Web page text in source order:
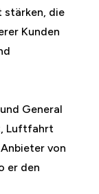
stärken, die
Kunden
General
Luftfahrt
von
er den